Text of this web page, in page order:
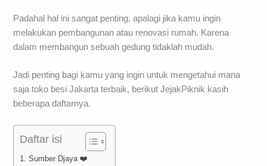
Padahal hal ini sangat penting, apalagi jika kamu ingin
melakukan pembangunan atau renovasi rumah. Karena
dalam membangun sebuah gedung tidaklah mudah.
Jadi penting bagi kamu yang ingin untuk mengetahui mana
saja toko besi Jakarta terbaik, berikut JejakPiknik kasih
beberapa daftarnya.
Daftar isi
1. Sumber Djaya ❤️